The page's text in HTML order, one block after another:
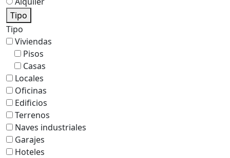
Tipo
Tipo
Viviendas
Pisos
Casas
Locales
Oficinas
Edificios
Terrenos
Naves industriales
Garajes
Hoteles